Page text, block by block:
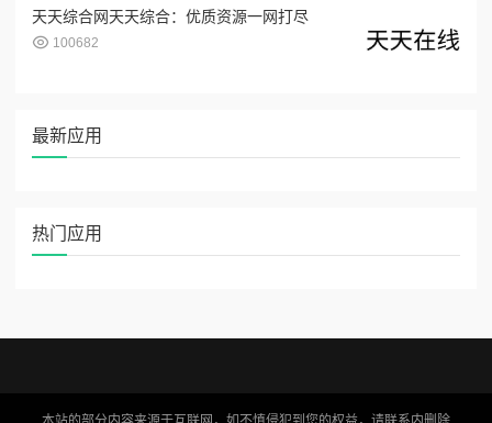
天天综合网天天综合：优质资源一网打尽
100682
最新应用
热门应用